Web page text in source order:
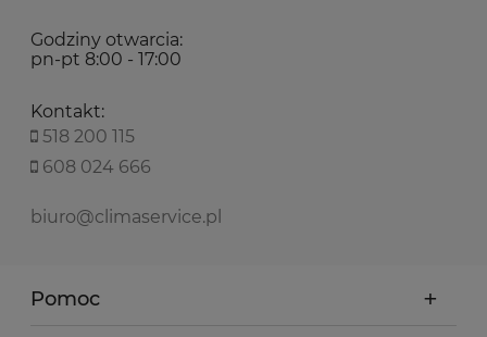
Godziny otwarcia:
pn-pt 8:00 - 17:00
Kontakt:
518 200 115
608 024 666
biuro@climaservice.pl
Pomoc